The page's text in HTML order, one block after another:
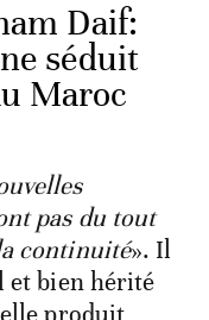
Daif:
séduit
Maroc
pas du tout
continuité». Il
et bien hérité